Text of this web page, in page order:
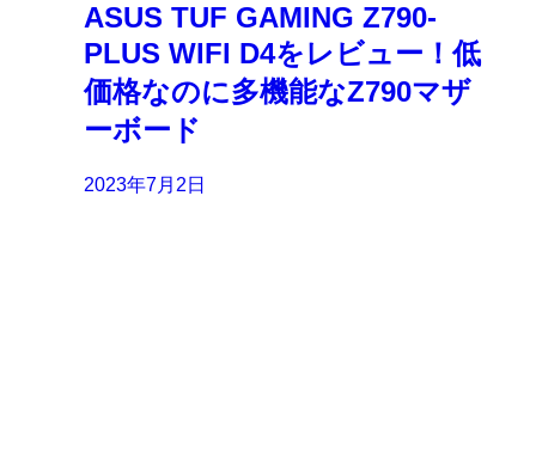
ASUS TUF GAMING Z790-
PLUS WIFI D4をレビュー！低
価格なのに多機能なZ790マザ
ーボード
2023年7月2日